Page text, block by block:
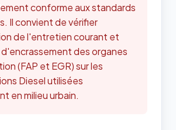
conforme aux standards
Il convient de vérifier
de l'entretien courant et
des organes
(FAP et EGR) sur les
Diesel utilisées
en milieu urbain.